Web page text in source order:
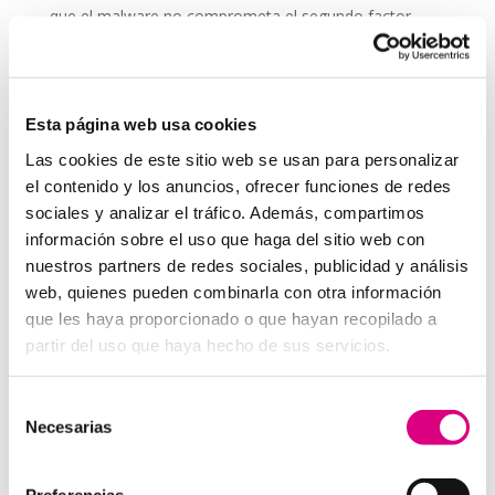
Esta página web usa cookies
Las cookies de este sitio web se usan para personalizar
el contenido y los anuncios, ofrecer funciones de redes
sociales y analizar el tráfico. Además, compartimos
información sobre el uso que haga del sitio web con
nuestros partners de redes sociales, publicidad y análisis
web, quienes pueden combinarla con otra información
que les haya proporcionado o que hayan recopilado a
partir del uso que haya hecho de sus servicios.
Necesarias
que el malware no comprometa el segundo factor.
sobre la importancia de usar la
2FA y cómo aplicarla correctamente.
que los métodos de autenticación pueden actualizarse
con el tiempo.
Grupo-System, ¿Quiénes somos?
En System Network Communication, con más de 15
años de experiencia, disponemos de un equipo de
profesionales especializados para cada área de
negocio. Telefonía Virtual, Antivirus y Seguridad,
Marketing 2.0, Obras y Proyecto e International
Business; siempre con las garantías de un trabajo
excelente. Puedes contactar con nosotros en el 900
system.com